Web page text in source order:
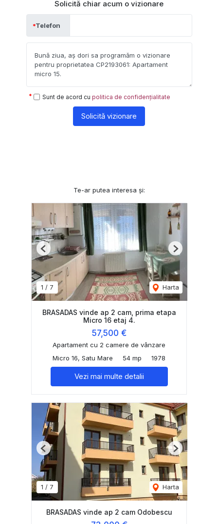
Solicită chiar acum o vizionare
Telefon
Sunt de acord cu politica de confidențialitate
Solicită vizionare
Te-ar putea interesa și:
1 / 7 Harta
Previous Next
BRASADAS vinde ap 2 cam, prima etapa
Micro 16 etaj 4.
57,500 €
Apartament cu 2 camere de vânzare
Micro 16, Satu Mare
54 mp 1978
Vezi mai multe detalii
1 / 7 Harta
Previous Next
BRASADAS vinde ap 2 cam Odobescu